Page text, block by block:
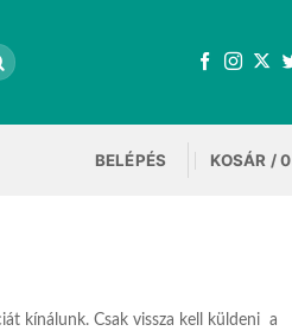
BELÉPÉS KOSÁR /0
kínálunk. Csak vissza kell küldeni a